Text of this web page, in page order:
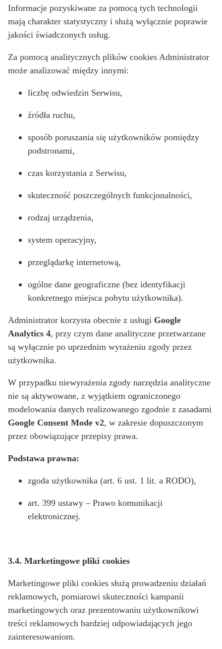
Informacje pozyskiwane za pomocą tych technologii
mają charakter statystyczny i służą wyłącznie poprawie
jakości świadczonych usług.
Za pomocą analitycznych plików cookies Administrator
może analizować między innymi:
liczbę odwiedzin Serwisu,
źródła ruchu,
sposób poruszania się użytkowników pomiędzy
podstronami,
czas korzystania z Serwisu,
skuteczność poszczególnych funkcjonalności,
rodzaj urządzenia,
system operacyjny,
przeglądarkę internetową,
ogólne dane geograficzne (bez identyfikacji
konkretnego miejsca pobytu użytkownika).
Administrator korzysta obecnie z usługi Google
Analytics 4, przy czym dane analityczne przetwarzane
są wyłącznie po uprzednim wyrażeniu zgody przez
użytkownika.
W przypadku niewyrażenia zgody narzędzia analityczne
nie są aktywowane, z wyjątkiem ograniczonego
modelowania danych realizowanego zgodnie z zasadami
Google Consent Mode v2, w zakresie dopuszczonym
przez obowiązujące przepisy prawa.
Podstawa prawna:
zgoda użytkownika (art. 6 ust. 1 lit. a RODO),
art. 399 ustawy – Prawo komunikacji
elektronicznej.
3.4. Marketingowe pliki cookies
Marketingowe pliki cookies służą prowadzeniu działań
reklamowych, pomiarowi skuteczności kampanii
marketingowych oraz prezentowaniu użytkownikowi
treści reklamowych bardziej odpowiadających jego
zainteresowaniom.